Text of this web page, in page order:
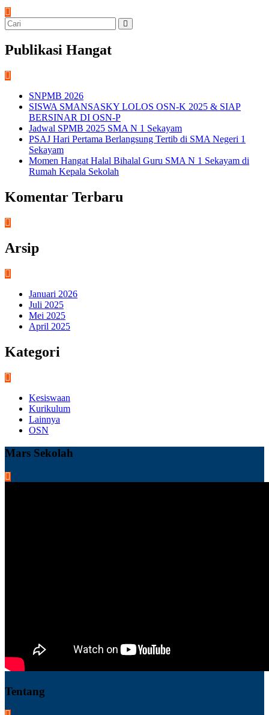
Publikasi Hangat
SNPMB 2026
SISWA SMANSASKY LOLOS OSN-K 2025 & SIAP
BERSINAR DI OSN-P
Jadwal SPMB 2025 SMA N 1 Sekayam
PSAJ Hari Pertama Berlangsung Tertib di SMA Negeri 1
Sekayam
Momen Hangat Halal Bihalal Guru SMA N 1 Sekayam di
Rumah Kepala Sekolah
Komentar Terbaru
Arsip
Januari 2026
Juli 2025
Mei 2025
April 2025
Kategori
Kesiswaan
Kurikulum
Lainnya
OSN
Mars Sekolah
Tentang